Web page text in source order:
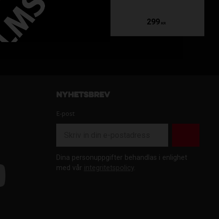
Bra barnmodeller har:
sikten.
Därför är komfort avgörande.
299KR
Nyhetsbrev
E-post
Dina personuppgifter behandlas i enlighet
med vår integritetspolicy